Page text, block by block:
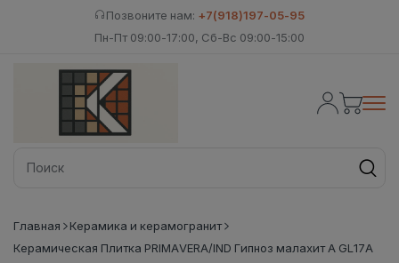
Позвоните нам: +7(918)197-05-95
Пн-Пт 09:00-17:00, Сб-Вс 09:00-15:00
Главная
Керамика и керамогранит
Керамическая Плитка PRIMAVERA/IND Гипноз малахит А GL17A